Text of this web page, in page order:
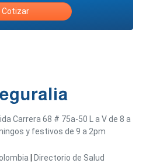
Cotizar
Carrera 68 # 75a-50
L a V de 8 a
y festivos de 9 a 2pm
Directorio de Salud